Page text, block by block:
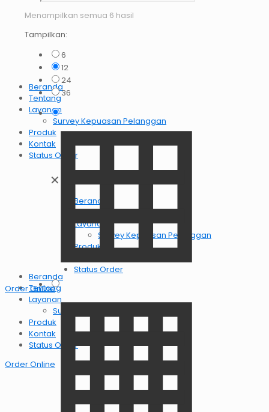
Beranda
Tentang
Layanan
Survey Kepuasan Pelanggan
Produk
Kontak
Status Order
Order Online
Beranda
Tentang
Layanan
Survey Kepuasan Pelanggan
Produk
Kontak
Status Order
✕
Beranda
Tentang
Layanan
Survey Kepuasan Pelanggan
Produk
Status Order
Order OnlIne
Menampilkan semua 6 hasil
Tampilkan:
6
12
24
36